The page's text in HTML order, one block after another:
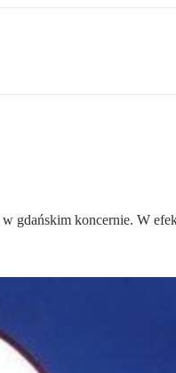
gdańskim koncernie. W